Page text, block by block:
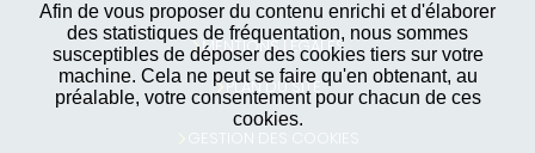
Afin de vous proposer du contenu enrichi et d'élaborer
des statistiques de fréquentation, nous sommes
susceptibles de déposer des cookies tiers sur votre
machine. Cela ne peut se faire qu'en obtenant, au
préalable, votre consentement pour chacun de ces
cookies.
MENTIONS LÉGALES
PLAN DU SITE
GESTION DES COOKIES